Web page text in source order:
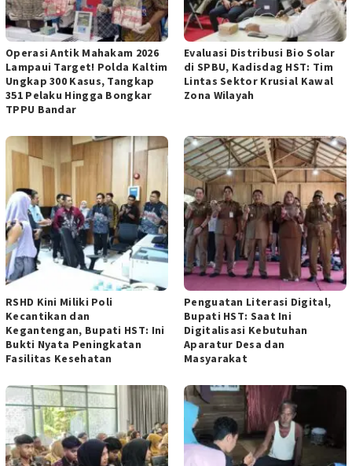
Operasi Antik Mahakam 2026
Lampaui Target! Polda Kaltim
Ungkap 300 Kasus, Tangkap
351 Pelaku Hingga Bongkar
TPPU Bandar
Evaluasi Distribusi Bio Solar
di ‎SPBU, Kadisdag HST: Tim
Lintas ‎Sektor Krusial Kawal
Zona Wilayah ‎
RSHD Kini Miliki Poli
Kecantikan dan
Kegantengan, Bupati HST: Ini
Bukti Nyata Peningkatan
Fasilitas Kesehatan
Penguatan Literasi Digital,
Bupati HST: Saat Ini
Digitalisasi Kebutuhan
Aparatur Desa dan
Masyarakat